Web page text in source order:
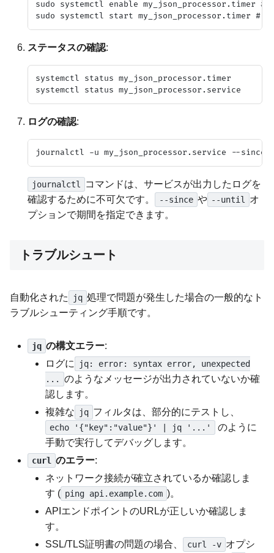
sudo systemctl enable my_json_processor.timer # タイ
ステータスの確認:
systemctl status my_json_processor.timer
ログの確認:
journalctl
コマンドは、サービスが出力したログを
確認するために不可欠です。
--since や --until
オ
プションで期間を指定できます。
トラブルシュート
自動化された jq 処理で問題が発生した場合の一般的なト
ラブルシューティング手順です。
jq の構文エラー:
ログに
jq: error: syntax error, unexpected
...
のようなメッセージが出力されていないか確
認します。
複雑な
jq フィルタは、部分的にテストし、
echo '{"key":"value"}' | jq '...'
のように
手動で実行してデバッグします。
curl のエラー:
ネットワーク接続が確立されているか確認しま
す ( ping api.example.com )。
APIエンドポイントのURLが正しいか確認しま
す。
SSL/TLS証明書の問題の場合、
curl -v オプシ